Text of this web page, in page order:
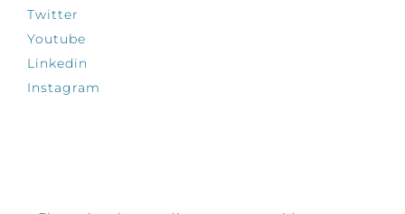
Twitter
Youtube
Linkedin
Instagram